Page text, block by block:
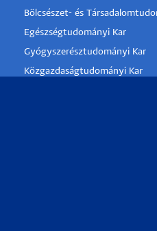
Bölcsészet- és
Egészségtudományi Kar
Gyógyszerésztudományi Kar
Közgazdaságtudományi Kar